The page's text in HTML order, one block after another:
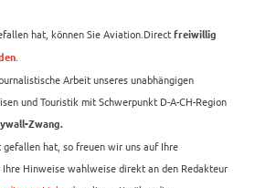
hat, können Sie Aviation.Direct freiwillig
Arbeit unseres unabhängigen
und Touristik mit Schwerpunkt D-A-CH-Region
Zwang.
hat, so freuen wir uns auf Ihre
Hinweise wahlweise direkt an den Redakteur